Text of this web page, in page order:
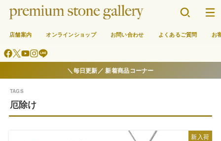
店舗案内 オンラインショップ お問い合わせ よくあるご質問 お
＼毎日更新／ 新着商品コーナー
厄除け
新入荷